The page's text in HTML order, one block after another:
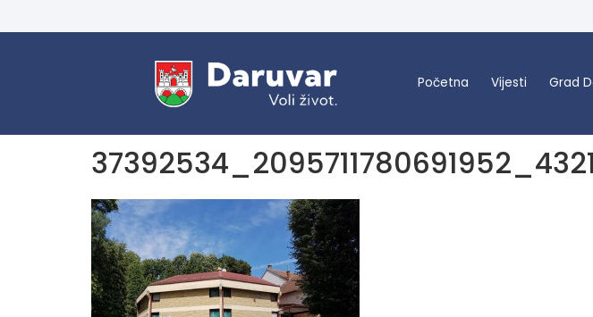
Početna Vijesti Grad